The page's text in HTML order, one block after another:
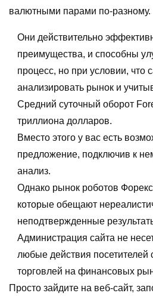
валютными парами по-разному.
Они действительно
преимущества, и способны
процесс, но при условии, что
анализировать рынок и
Средний суточный оборот
триллиона долларов.
Вместо этого у вас есть
предложение, подключив к
анализ.
Однако рынок роботов
которые обещают
неподтвержденные
Администрация сайта не
любые действия посетителей
торговлей на финансовых
Просто зайдите на веб-сайт,